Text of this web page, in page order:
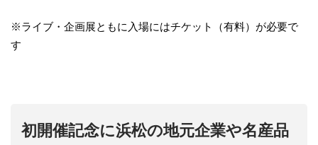
※ライブ・企画展ともに入場にはチケット（有料）が必要で
す
初開催記念に浜松の地元企業や名産品